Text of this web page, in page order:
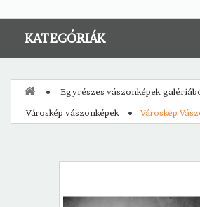
KATEGÓRIÁK
Egyrészes vászonképek
Városkép vászonképek
Városkép